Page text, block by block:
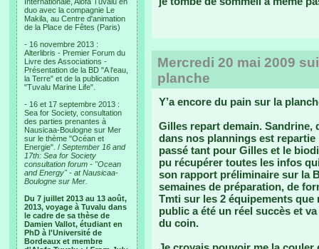
duo avec la compagnie Le
Makila, au Centre d'animation
de la Place de Fêtes (Paris)
- 16 novembre 2013 :
Alterlibris - Premier Forum du
Livre des Associations -
Présentation de la BD "A l'eau,
la Terre" et de la publication
"Tuvalu Marine Life".
- 16 et 17 septembre 2013 :
Sea for Society, consultation
des parties prenantes à
Nausicaa-Boulogne sur Mer
sur le thème "Océan et
Energie". / September 16 and
17th: Sea for Society
consultation forum - "Ocean
and Energy" - at Nausicaa-
Boulogne sur Mer.
Du 7 juillet 2013 au 13 août,
2013, voyage à Tuvalu dans
le cadre de sa thèse de
Damien Vallot, étudiant en
PhD à l'Université de
Bordeaux et membre
Mercredi 20 mai 2009
planche
Y’a encore du pain sur la
Gilles repart demain. Sandrine,
dans nos plannings est repartie
passé tant pour Gilles et le
pu récupérer toutes les infos
son rapport préliminaire sur la
semaines de préparation, de
Tmti sur les 2 équipements que
public a été un réel succès et
du coin.